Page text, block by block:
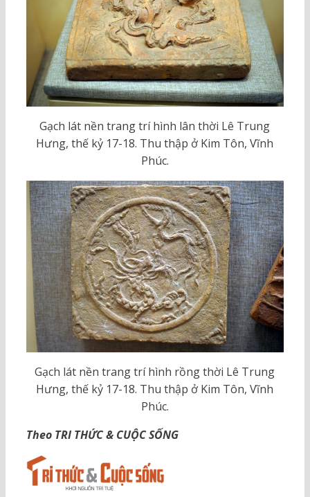
Gạch lát nền trang trí hình lân thời Lê Trung
Hưng, thế kỷ 17-18. Thu thập ở Kim Tôn, Vĩnh
Phúc.
Gạch lát nền trang trí hình rồng thời Lê Trung
Hưng, thế kỷ 17-18. Thu thập ở Kim Tôn, Vĩnh
Phúc.
Theo TRI THỨC & CUỘC SỐNG